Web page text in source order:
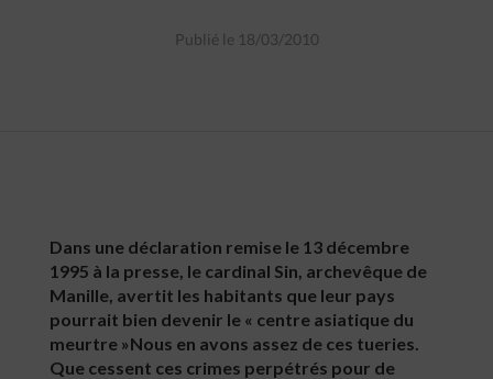
Publié le 18/03/2010
Dans une déclaration remise le 13 décembre
1995 à la presse, le cardinal Sin, archevêque de
Manille, avertit les habitants que leur pays
pourrait bien devenir le « centre asiatique du
meurtre »Nous en avons assez de ces tueries.
Que cessent ces crimes perpétrés pour de